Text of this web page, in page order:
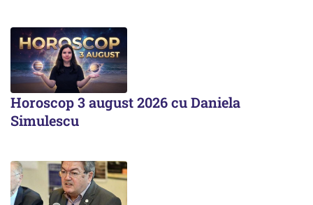
Horoscop 3 august 2026 cu Daniela
Simulescu